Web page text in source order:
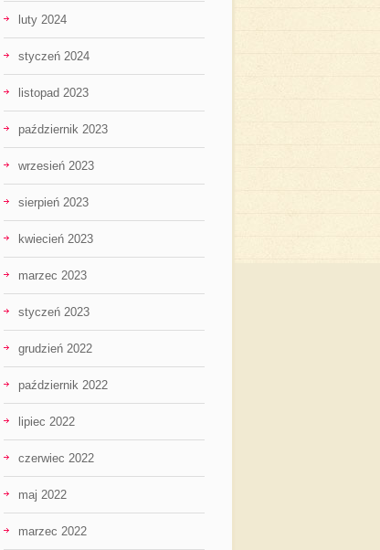
luty 2024
styczeń 2024
listopad 2023
październik 2023
wrzesień 2023
sierpień 2023
kwiecień 2023
marzec 2023
styczeń 2023
grudzień 2022
październik 2022
lipiec 2022
czerwiec 2022
maj 2022
marzec 2022